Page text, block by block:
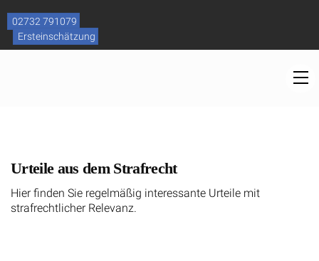
content
02732 791079
Ersteinschätzung
Urteile aus dem Strafrecht
Hier finden Sie regelmäßig interessante Urteile mit
strafrechtlicher Relevanz.